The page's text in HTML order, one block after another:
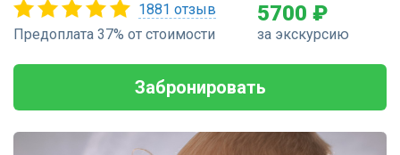
1881 отзыв
Предоплата 37% от стоимости
5700 ₽
за экскурсию
Забронировать